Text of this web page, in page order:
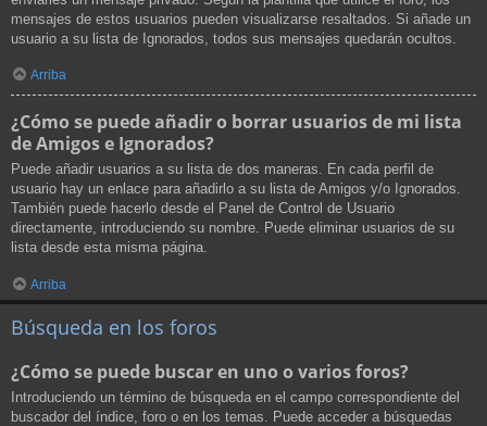
mensajes de estos usuarios pueden visualizarse resaltados. Si añade un
usuario a su lista de Ignorados, todos sus mensajes quedarán ocultos.
Arriba
¿Cómo se puede añadir o borrar usuarios de mi lista
de Amigos e Ignorados?
Puede añadir usuarios a su lista de dos maneras. En cada perfil de
usuario hay un enlace para añadirlo a su lista de Amigos y/o Ignorados.
También puede hacerlo desde el Panel de Control de Usuario
directamente, introduciendo su nombre. Puede eliminar usuarios de su
lista desde esta misma página.
Arriba
Búsqueda en los foros
¿Cómo se puede buscar en uno o varios foros?
Introduciendo un término de búsqueda en el campo correspondiente del
buscador del índice, foro o en los temas. Puede acceder a búsquedas